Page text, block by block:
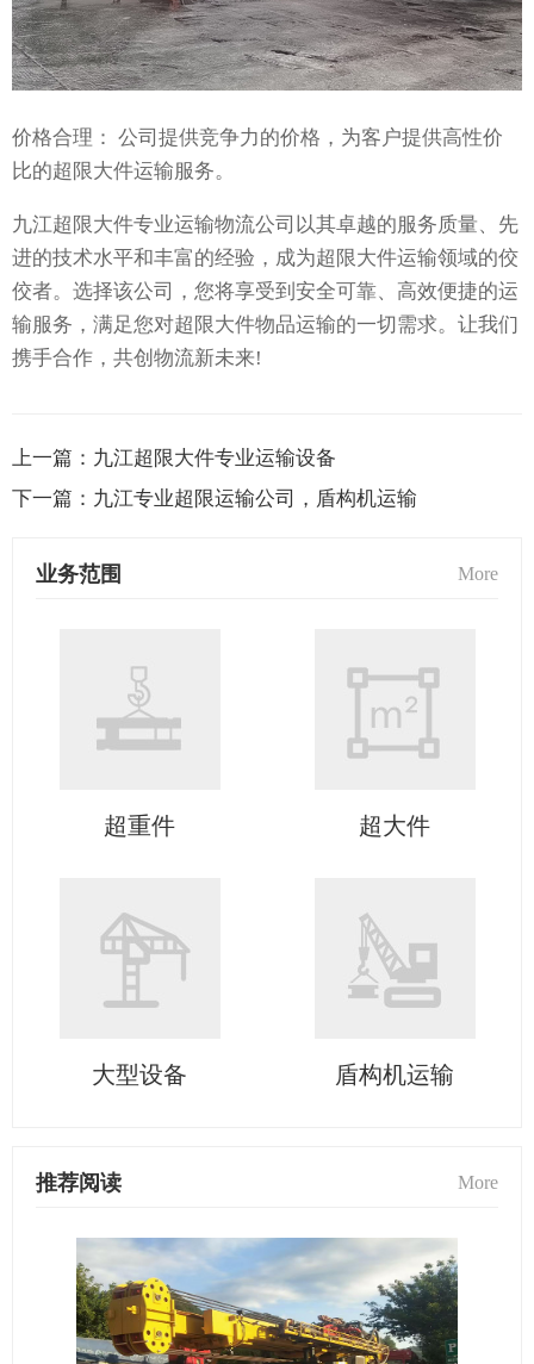
价格合理： 公司提供竞争力的价格，为客户提供高性价
比的超限大件运输服务。
九江超限大件专业运输物流公司以其卓越的服务质量、先
进的技术水平和丰富的经验，成为超限大件运输领域的佼
佼者。选择该公司，您将享受到安全可靠、高效便捷的运
输服务，满足您对超限大件物品运输的一切需求。让我们
携手合作，共创物流新未来!
上一篇： 九江超限大件专业运输设备
下一篇： 九江专业超限运输公司，盾构机运输
业务范围 More
超重件 超大件
大型设备 盾构机运输
推荐阅读 More